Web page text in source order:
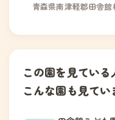
青森県南津軽郡田舎
この園を見ている
こんな園も見てい